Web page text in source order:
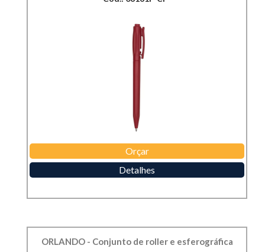
Orçar
Detalhes
ORLANDO - Conjunto de roller e esferográfica